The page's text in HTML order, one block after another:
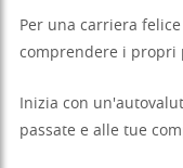
Per una carriera
comprendere i propri
Inizia con
passate e alle tue